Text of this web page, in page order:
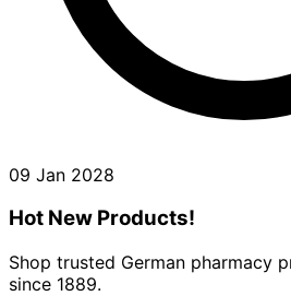
09 Jan 2028
Hot New Products!
Shop trusted German pharmacy
since 1889.